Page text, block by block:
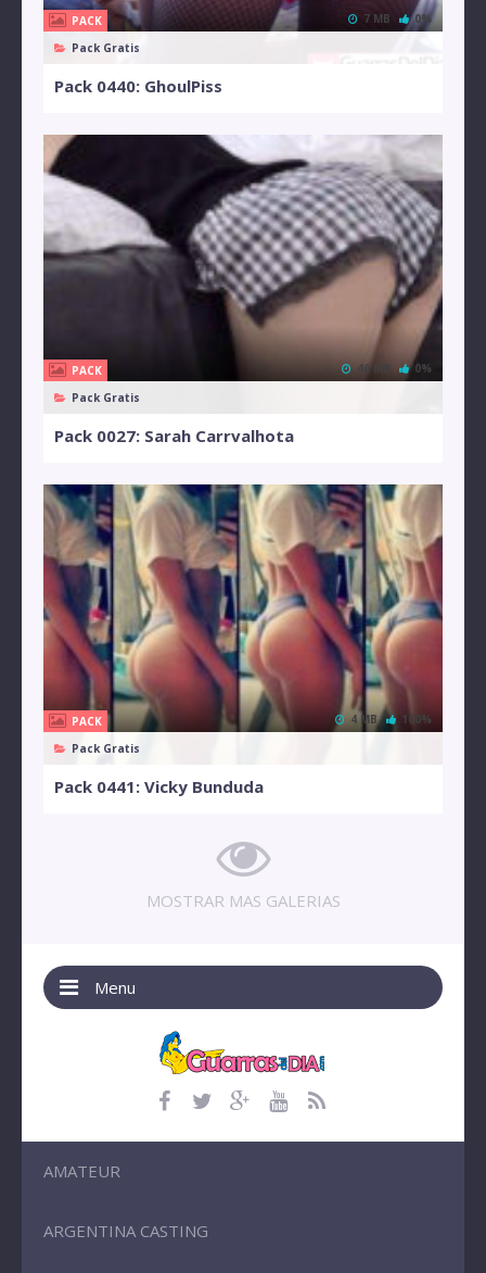
PACK
Pack Gratis
7 MB 0%
Pack 0440: GhoulPiss
PACK
Pack Gratis
46 MB 0%
Pack 0027: Sarah Carrvalhota
PACK
Pack Gratis
4 MB 100%
Pack 0441: Vicky Bunduda
MOSTRAR MAS GALERIAS
Menu
AMATEUR
ARGENTINA CASTING